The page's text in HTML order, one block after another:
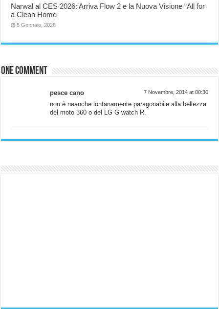
Narwal al CES 2026: Arriva Flow 2 e la Nuova Visione “All for
a Clean Home
5 Gennaio, 2026
One comment
pesce cano 7 Novembre, 2014 at 00:30
non è neanche lontanamente paragonabile alla bellezza
del moto 360 o del LG G watch R.